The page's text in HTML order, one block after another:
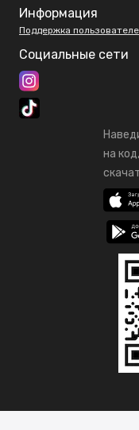
Информация
Поддержка
Социальные сети
на